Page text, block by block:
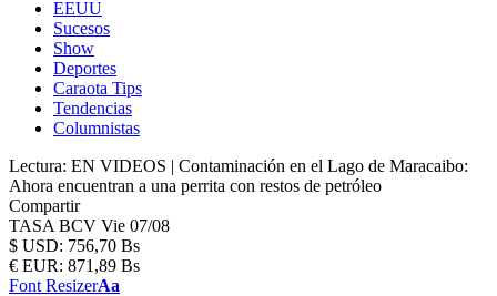
EEUU
Sucesos
Show
Deportes
Caraota Tips
Tendencias
Columnistas
Lectura: EN VIDEOS | Contaminación en el Lago de Maracaibo:
Ahora encuentran a una perrita con restos de petróleo
Compartir
TASA BCV Vie 07/08
$ USD: 756,70 Bs
€ EUR: 871,89 Bs
Font ResizerAa